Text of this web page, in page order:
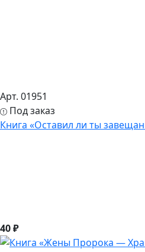
Арт. 01951
Под заказ
Книга «Оставил ли ты
40 ₽